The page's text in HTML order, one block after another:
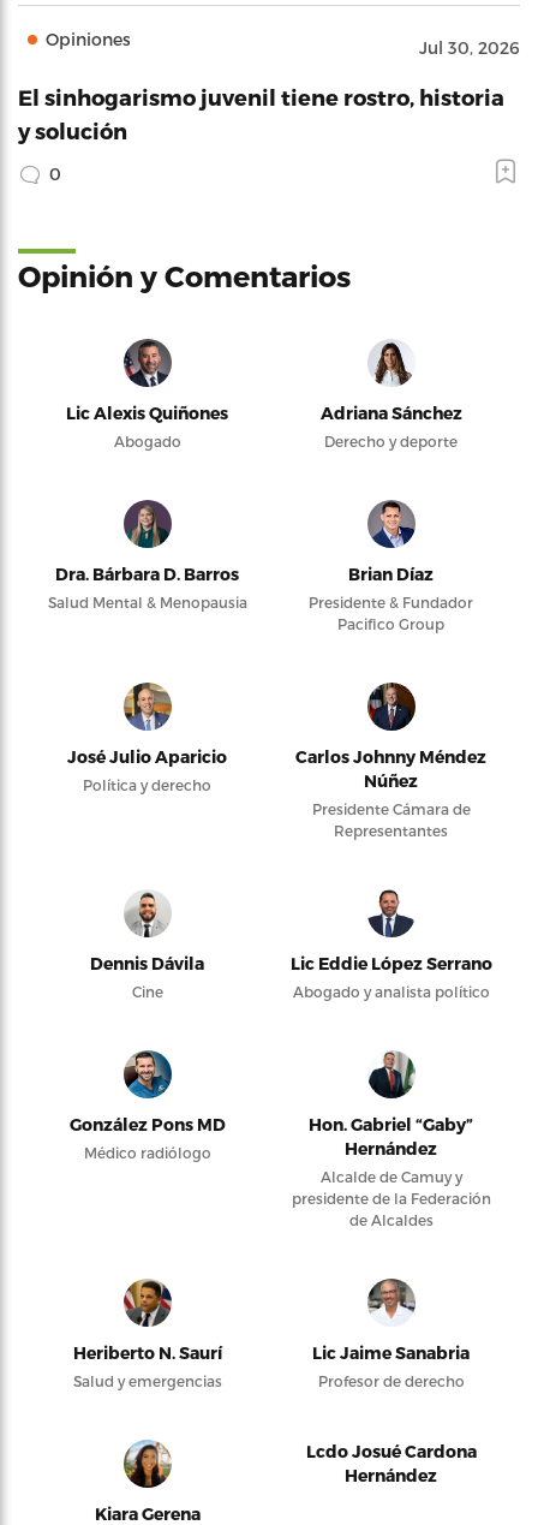
Opiniones Jul 30, 2026
El sinhogarismo juvenil tiene rostro, historia
y solución
0
Opinión y Comentarios
Lic Alexis Quiñones
Abogado
Adriana Sánchez
Derecho y deporte
Dra. Bárbara D. Barros
Salud Mental & Menopausia
Brian Díaz
Presidente & Fundador
Pacifico Group
José Julio Aparicio
Política y derecho
Carlos Johnny Méndez
Núñez
Presidente Cámara de
Representantes
Dennis Dávila
Cine
Lic Eddie López Serrano
Abogado y analista político
González Pons MD
Médico radiólogo
Hon. Gabriel “Gaby”
Hernández
Alcalde de Camuy y
presidente de la Federación
de Alcaldes
Heriberto N. Saurí
Salud y emergencias
Lic Jaime Sanabria
Profesor de derecho
Kiara Gerena
Lcdo Josué Cardona
Hernández